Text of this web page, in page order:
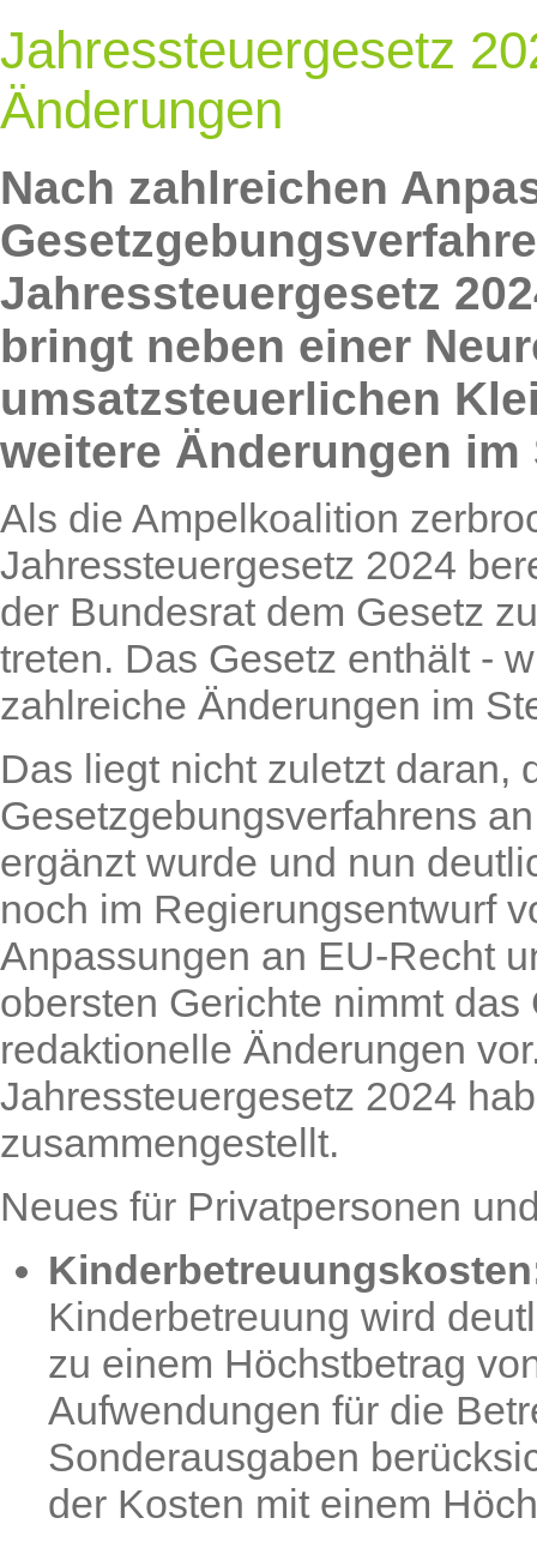
Jahressteuergesetz
Änderungen
Nach zahlreichen
Jahressteuergesetz
bringt neben einer
umsatzsteuerlichen
weitere Änderungen im
Als die Ampelkoalition
Jahressteuergesetz 2024
der Bundesrat dem Gesetz
treten. Das Gesetz enthält -
zahlreiche Änderungen im
Das liegt nicht zuletzt daran,
Gesetzgebungsverfahrens
ergänzt wurde und nun
noch im Regierungsentwurf
Anpassungen an EU-Recht
obersten Gerichte nimmt
redaktionelle Änderungen
Jahressteuergesetz 2024
zusammengestellt.
Neues für Privatpersonen
Kinderbetreuung wird
zu einem Höchstbetrag
Aufwendungen für die
Sonderausgaben
der Kosten mit einem